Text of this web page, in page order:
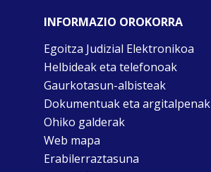
INFORMAZIO OROKORRA
Egoitza Judizial Elektronikoa
Helbideak eta telefonoak
Gaurkotasun-albisteak
Dokumentuak eta argitalpenak
Ohiko galderak
Web mapa
Erabilerraztasuna